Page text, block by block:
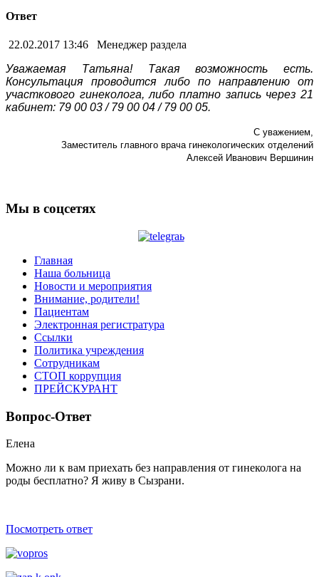
Ответ
22.02.2017 13:46
Менеджер раздела
Уважаемая Татьяна! Такая возможность есть.
Консультация проводится либо по направлению от
участкового гинеколога, либо платно запись через 21
кабинет: 79 00 03 / 79 00 04 / 79 00 05.
С уважением,
Заместитель главного врача гинекологических отделений
Алексей Иванович Вершинин
Мы в соцсетях
Главная
Наша больница
Новости и мероприятия
Внимание, родители!
Пациентам
Электронная регистратура
Ссылки
Политика учреждения
Сотрудникам
СТОП коррупция
ПРЕЙСКУРАНТ
Вопрос-Ответ
Елена
Можно ли к вам приехать без направления от гинеколога на
роды беcплатно? Я живу в Сызрани.
Посмотреть ответ